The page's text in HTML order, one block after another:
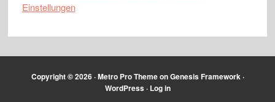
Einstellungen
Copyright © 2026 ·Metro Pro ThemeonGenesis Framework·
WordPress· Log in